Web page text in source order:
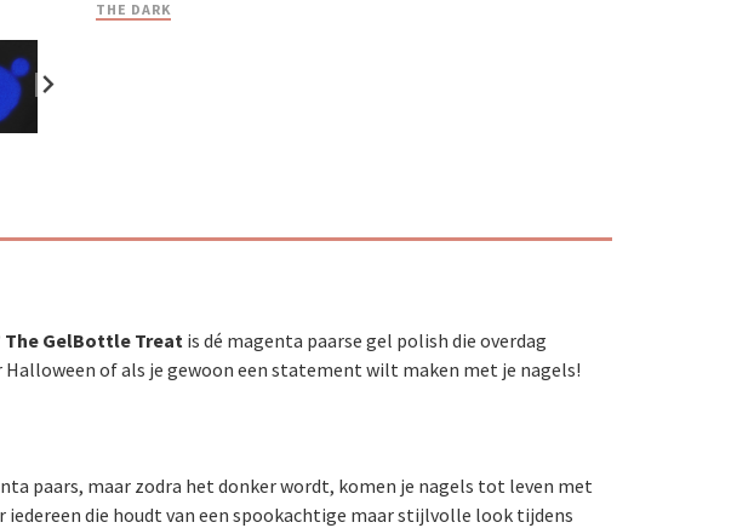
THE DARK
The GelBottle Treat is dé magenta paarse gel polish die overdag
of als je gewoon een statement wilt maken met je nagels!
paars, maar zodra het donker wordt, komen je nagels tot leven met
die houdt van een spookachtige maar stijlvolle look tijdens